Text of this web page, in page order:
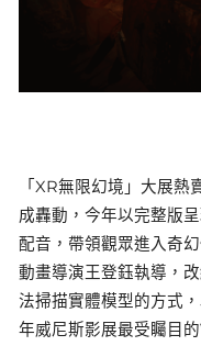
「XR無限幻境」大展
成轟動，今年以完整版
配音，帶領觀眾進入奇
動畫導演王登鈺執導，
法掃描實體模型的方式
年威尼斯影展最受矚目的